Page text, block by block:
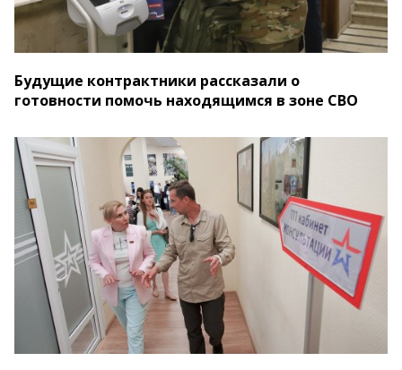
Будущие контрактники рассказали о
готовности помочь находящимся в зоне СВО